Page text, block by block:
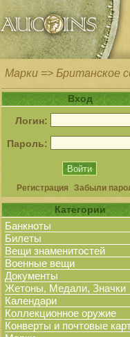
Марки => Британское
Вход
Логин:
Пароль:
Регистрация Забыли
Категории
Банкноты
Билеты
Вещи знаменитостей
Военные вещи
Документы
Жетоны, Медали, Значки
Календари
Коллекционное оружие
Конверты и почтовые